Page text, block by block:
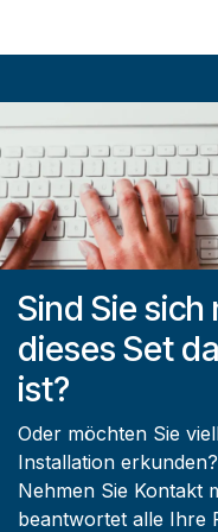
Sind Sie
dieses Set
ist?
Oder möchten Sie
Installation erkunden?
Nehmen Sie Kontakt
beantwortet alle Ihre